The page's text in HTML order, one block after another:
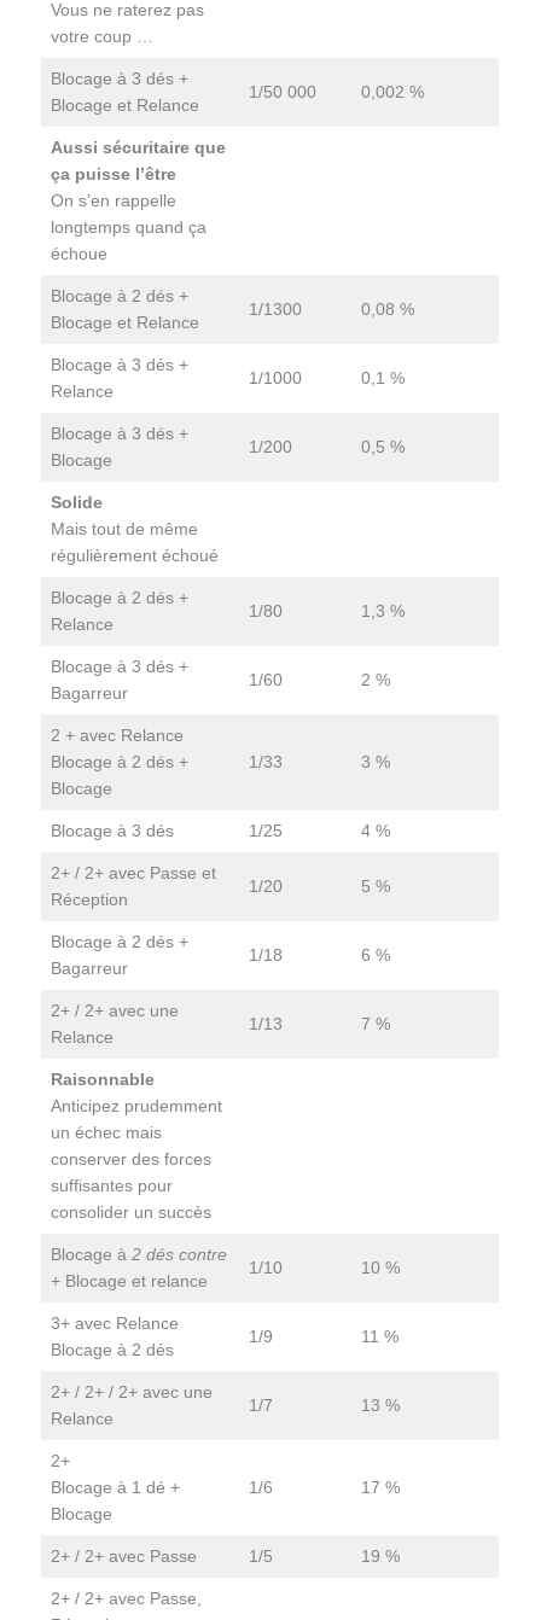
Vous ne raterez pas
votre coup …
Blocage à 3 dés +
Blocage et Relance
1/50 000 0,002 %
Aussi sécuritaire que
ça puisse l’être
On s’en rappelle
longtemps quand ça
échoue
Blocage à 2 dés +
Blocage et Relance
1/1300 0,08 %
Blocage à 3 dés +
Relance
1/1000 0,1 %
Blocage à 3 dés +
Blocage
1/200 0,5 %
Solide
Mais tout de même
régulièrement échoué
Blocage à 2 dés +
Relance
1/80 1,3 %
Blocage à 3 dés +
Bagarreur
1/60 2 %
2 + avec Relance
Blocage à 2 dés +
Blocage
1/33 3 %
Blocage à 3 dés 1/25 4 %
2+ / 2+ avec Passe et
Réception
1/20 5 %
Blocage à 2 dés +
Bagarreur
1/18 6 %
2+ / 2+ avec une
Relance
1/13 7 %
Raisonnable
Anticipez prudemment
un échec mais
conserver des forces
suffisantes pour
consolider un succès
Blocage à 2 dés contre
+ Blocage et relance
1/10 10 %
3+ avec Relance
Blocage à 2 dés
1/9 11 %
2+ / 2+ / 2+ avec une
Relance
1/7 13 %
2+
Blocage à 1 dé +
Blocage
1/6 17 %
2+ / 2+ avec Passe 1/5 19 %
2+ / 2+ avec Passe,